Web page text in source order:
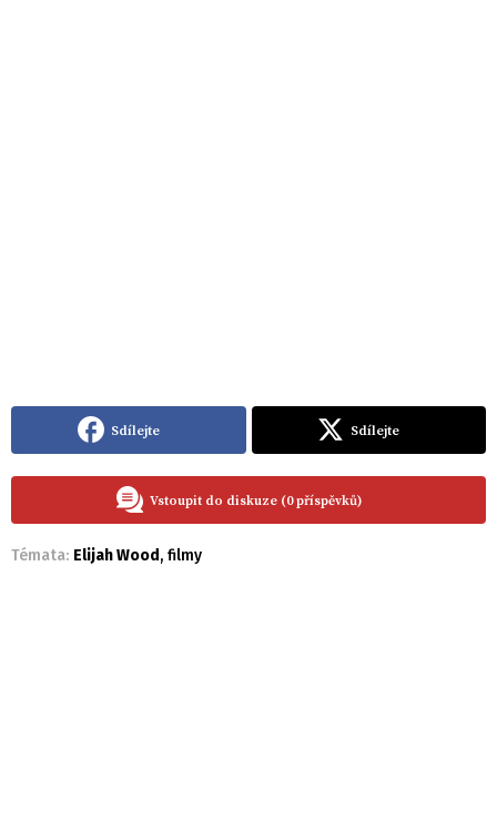
Sdílejte Sdílejte
Vstoupit do diskuze (0 příspěvků)
Témata: Elijah Wood, filmy